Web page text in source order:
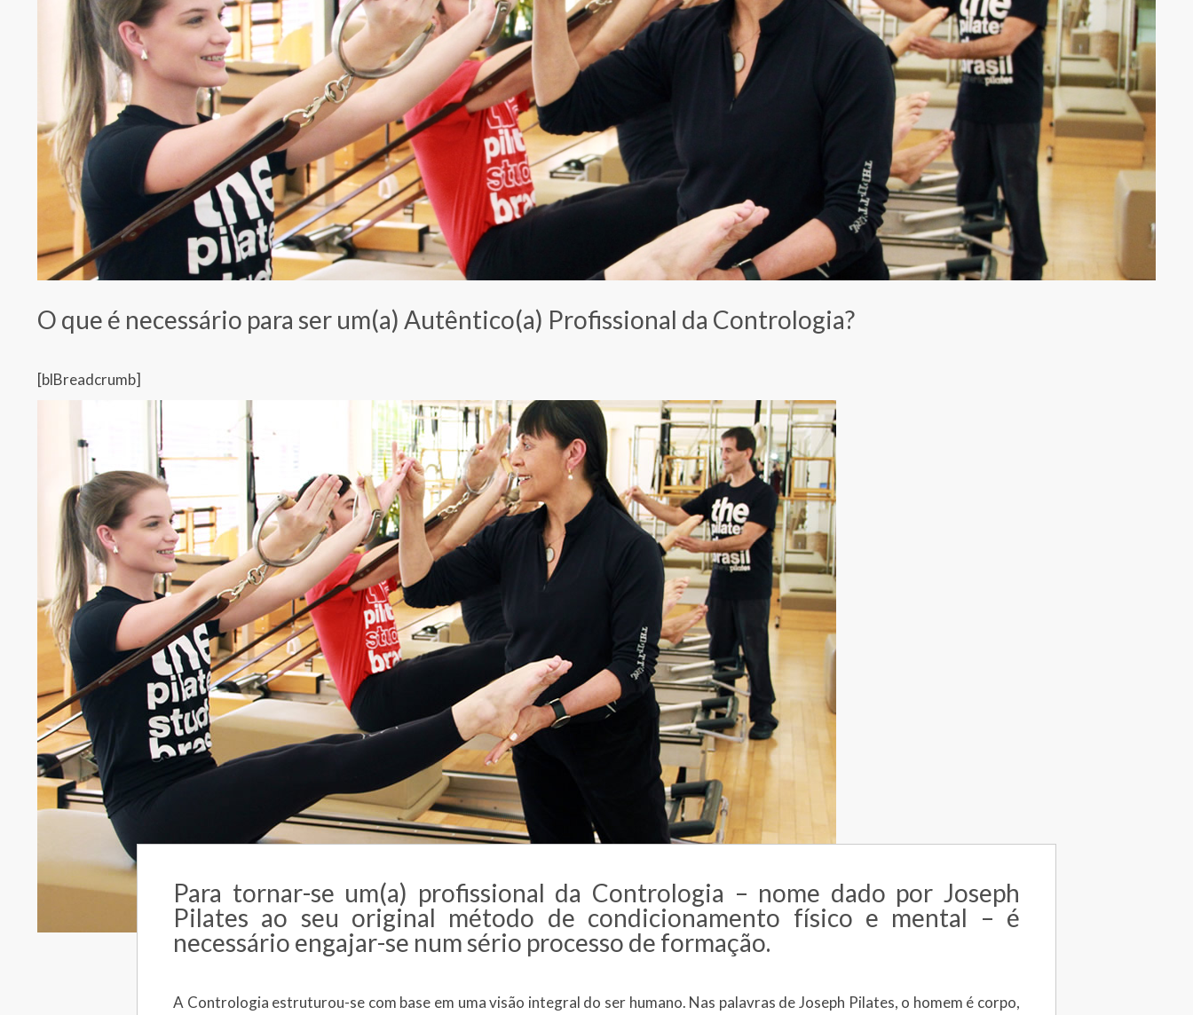
O que é necessário para ser um(a) Autêntico(a) Profissional da Contrologia?
[blBreadcrumb]
Para tornar-se um(a) profissional da Contrologia – nome dado por Joseph
Pilates ao seu original método de condicionamento físico e mental – é
necessário engajar-se num sério processo de formação.
A Contrologia estruturou-se com base em uma visão integral do ser humano. Nas palavras de Joseph Pilates, o homem é corpo,